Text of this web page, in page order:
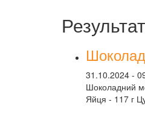
31.10.2024 -
Шоколадний
Яйця - 117 г